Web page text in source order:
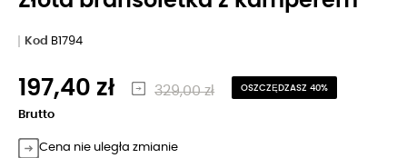
Kod B1794
197,40 zł 329,00 zł OSZCZĘDZASZ 40%
Brutto
Cena nie uległa zmianie